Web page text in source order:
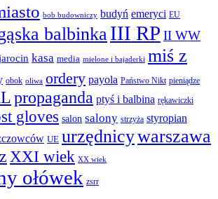
bob budowniczy budyń emeryci EU
balbinka III RP II WW
kasa media mielone i bajaderki miś z
obok oliwa ordery payola Państwo Nikt pieniądze
propaganda ptyś i balbina rękawiczki
gloves salon salony strzyża styropian
UE urzędnicywarszawa
XXI wiek XX wiek
ołówek zsrr